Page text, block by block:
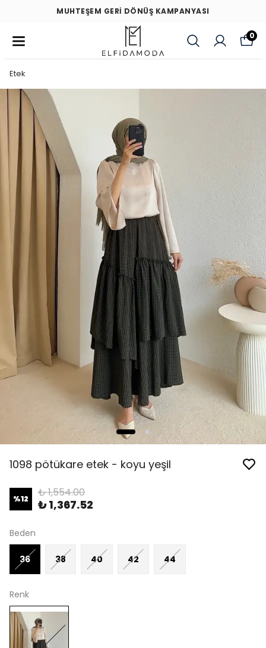
MUHTEŞEM GERİ DÖNÜŞ KAMPANYASI
0
Etek
1098 pötükare etek - koyu yeşil
%12 ₺ 1,554.00
₺ 1,367.52
Beden
36 38 40 42 44
Renk